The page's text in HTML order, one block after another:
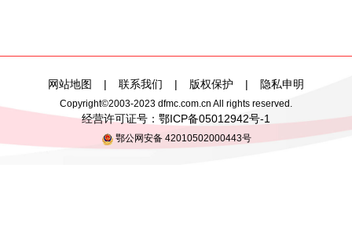
网站地图 | 联系我们 | 版权保护 | 隐私申明
Copyright©2003-2023 dfmc.com.cn All rights reserved.
经营许可证号： 鄂ICP备05012942号-1
鄂公网安备 42010502000443号